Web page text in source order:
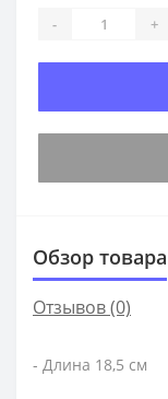
- +
Обзор товара
Отзывов (0)
- Длина 18,5 см